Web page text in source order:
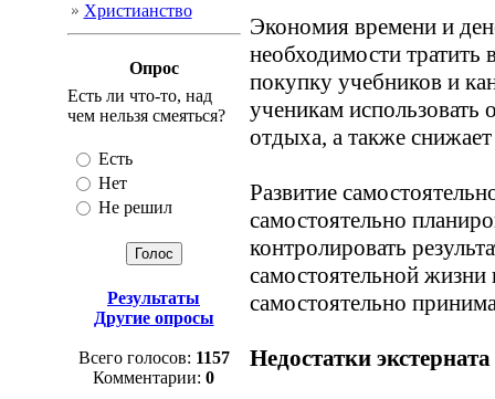
Христианство
Опрос
Есть ли что-то, над
чем нельзя смеяться?
Есть
Нет
Не решил
Результаты
Другие опросы
Всего голосов: 1157
Комментарии: 0
Экономия времени и
необходимости
покупку учебников и
ученикам использовать
отдыха, а также
Развитие
самостоятельно
контролировать
самостоятельной
самостоятельно
Недостатки экстерната